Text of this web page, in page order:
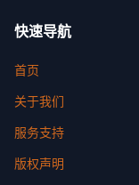
快速导航
首页
关于我们
服务支持
版权声明